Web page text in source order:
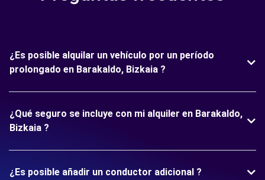
¿Es posible alquilar un vehículo por un período
prolongado en Barakaldo, Bizkaia ?
¿Qué seguro se incluye con mi alquiler en Barakaldo,
Bizkaia ?
¿Es posible añadir un conductor adicional ?